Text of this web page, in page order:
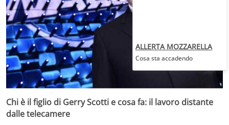
Chi è il figlio di Gerry Scotti e cosa fa: il lavoro distante
dalle telecamere
ALLERTA MOZZARELLA
Cosa sta accadendo